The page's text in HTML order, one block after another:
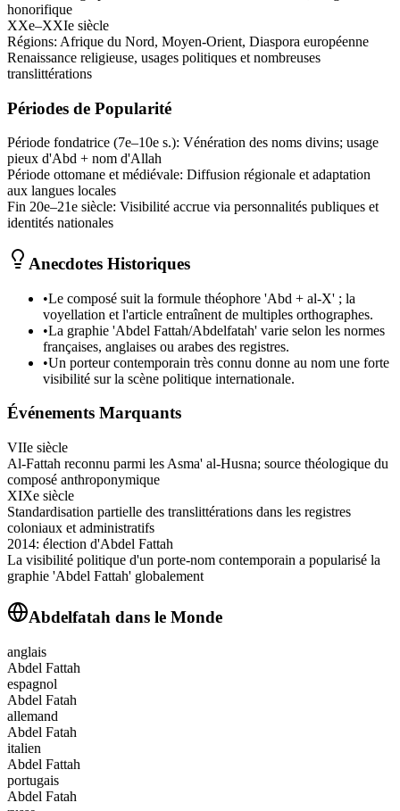
honorifique
XXe–XXIe siècle
Régions: Afrique du Nord, Moyen-Orient, Diaspora européenne
Renaissance religieuse, usages politiques et nombreuses
translittérations
Périodes de Popularité
Période fondatrice (7e–10e s.): Vénération des noms divins; usage
pieux d'Abd + nom d'Allah
Période ottomane et médiévale: Diffusion régionale et adaptation
aux langues locales
Fin 20e–21e siècle: Visibilité accrue via personnalités publiques et
identités nationales
Anecdotes Historiques
•Le composé suit la formule théophore 'Abd + al‑X' ; la
voyellation et l'article entraînent de multiples orthographes.
•La graphie 'Abdel Fattah/Abdelfatah' varie selon les normes
françaises, anglaises ou arabes des registres.
•Un porteur contemporain très connu donne au nom une forte
visibilité sur la scène politique internationale.
Événements Marquants
VIIe siècle
Al‑Fattah reconnu parmi les Asma' al‑Husna; source théologique du
composé anthroponymique
XIXe siècle
Standardisation partielle des translittérations dans les registres
coloniaux et administratifs
2014: élection d'Abdel Fattah
La visibilité politique d'un porte‑nom contemporain a popularisé la
graphie 'Abdel Fattah' globalement
Abdelfatah dans le Monde
anglais
Abdel Fattah
espagnol
Abdel Fatah
allemand
Abdel Fatah
italien
Abdel Fattah
portugais
Abdel Fatah